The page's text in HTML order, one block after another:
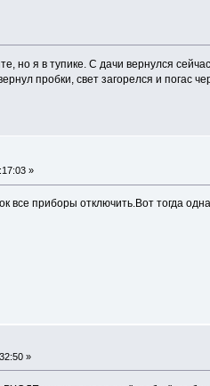
но я в тупике. С дачи вернулся
пробки, свет загорелся и погас
»
все приборы отключить.Вот тогда
»